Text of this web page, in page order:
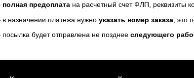
полная предоплата на расчетный счет ФЛП, реквизиты
назначении платежа нужноуказать номер заказа , это
будет отправлена не позднееследующего